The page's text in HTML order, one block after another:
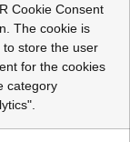
Cookie Consent
The cookie is
to store the user
for the cookies
category